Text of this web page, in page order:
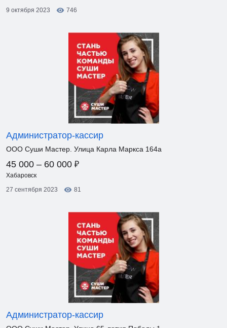
9 октября 2023
746
Администратор-кассир
ООО Суши Мастер. Улица Карла Маркса 164а
45 000 – 60 000 ₽
Хабаровск
27 сентября 2023
81
Администратор-кассир